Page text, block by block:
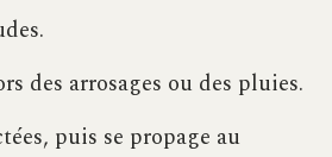
des arrosages ou des pluies.
puis se propage au